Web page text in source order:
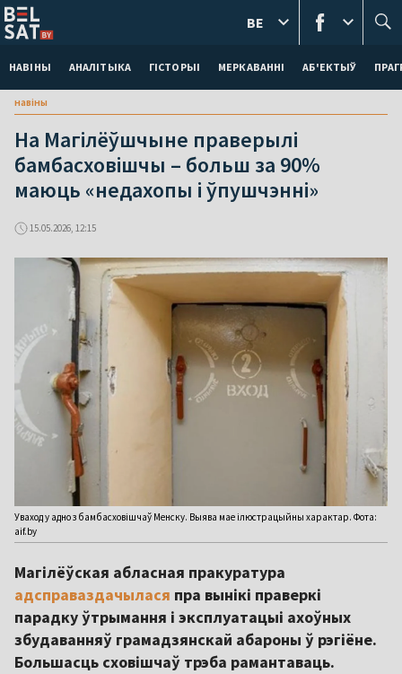
НАВІНЫ АНАЛІТЫКА ГІСТОРЫІ МЕРКАВАННI АБ'ЕКТЫЎ
BE
навіны
На Магілёўшчыне праверылі
бамбасховішчы – больш за 90%
маюць «недахопы і ўпушчэнні»
15.05.2026, 12:15
Уваход у адно з бамбасховішчаў Менску. Выява мае ілюстрацыйны характар. Фота:
aif.by
Магілёўская абласная пракуратура
адсправаздачылася пра вынікі праверкі
парадку ўтрымання і эксплуатацыі ахоўных
збудаванняў грамадзянскай абароны ў рэгіёне.
Большасць сховішчаў трэба рамантаваць.